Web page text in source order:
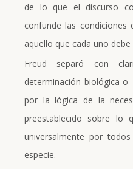
de lo que el discurso
confunde las
aquello que cada uno
Freud separó con
determinación biológica
por la lógica de la
preestablecido sobre lo
universalmente por
especie.